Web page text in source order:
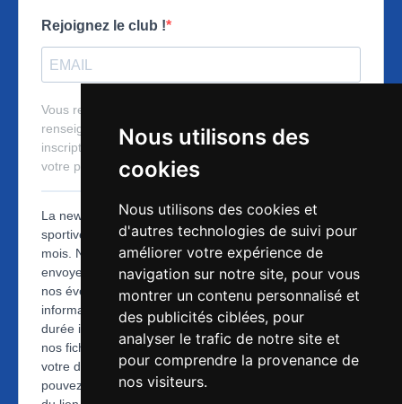
Nous utilisons des
cookies
Nous utilisons des cookies et
d'autres technologies de suivi pour
améliorer votre expérience de
navigation sur notre site, pour vous
montrer un contenu personnalisé et
des publicités ciblées, pour
analyser le trafic de notre site et
pour comprendre la provenance de
nos visiteurs.